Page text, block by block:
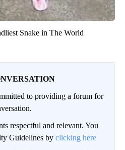
Snake in The World
to providing a forum for
respectful and relevant. You
Guidelines by clicking here